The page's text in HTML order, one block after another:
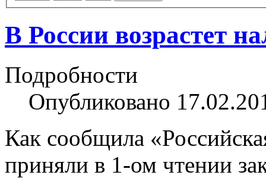
В России возрастет
Подробности
Опубликовано
Как сообщила
приняли в 1-ом чтении